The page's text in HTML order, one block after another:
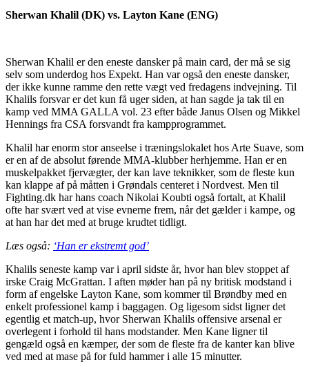
Sherwan Khalil (DK) vs. Layton Kane (ENG)
Sherwan Khalil er den eneste dansker på main card, der må se sig
selv som underdog hos Expekt. Han var også den eneste dansker,
der ikke kunne ramme den rette vægt ved fredagens indvejning. Til
Khalils forsvar er det kun få uger siden, at han sagde ja tak til en
kamp ved MMA GALLA vol. 23 efter både Janus Olsen og Mikkel
Hennings fra CSA forsvandt fra kampprogrammet.
Khalil har enorm stor anseelse i træningslokalet hos Arte Suave, som
er en af de absolut førende MMA-klubber herhjemme. Han er en
muskelpakket fjervægter, der kan lave teknikker, som de fleste kun
kan klappe af på måtten i Grøndals centeret i Nordvest. Men til
Fighting.dk har hans coach Nikolai Koubti også fortalt, at Khalil
ofte har svært ved at vise evnerne frem, når det gælder i kampe, og
at han har det med at bruge krudtet tidligt.
Læs også: ‘Han er ekstremt god’
Khalils seneste kamp var i april sidste år, hvor han blev stoppet af
irske Craig McGrattan. I aften møder han på ny britisk modstand i
form af engelske Layton Kane, som kommer til Brøndby med en
enkelt professionel kamp i baggagen. Og ligesom sidst ligner det
egentlig et match-up, hvor Sherwan Khalils offensive arsenal er
overlegent i forhold til hans modstander. Men Kane ligner til
gengæld også en kæmper, der som de fleste fra de kanter kan blive
ved med at mase på for fuld hammer i alle 15 minutter.